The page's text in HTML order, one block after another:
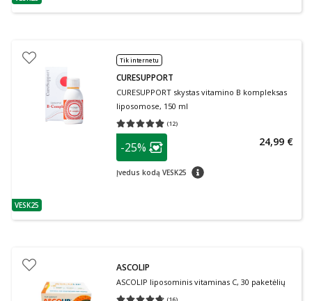
patarimas
patarimas
VESK25
Tik internetu
CURESUPPORT
CURESUPPORT skystas vitamino B kompleksas
liposomose, 150 ml
(12)
Vidutinis įvertinimas 4.83
patarimas
Lojalumo klubo narių nuolaida
-25%
Įvedus kodą VESK25 patarimas
24,99 €
ASCOLIP
ASCOLIP liposominis vitaminas C, 30 paketėlių